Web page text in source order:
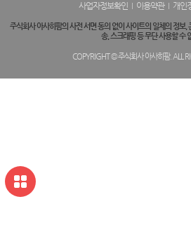
사업자정보확인 이용약관 개인
주식회사 아사히팜의 사전 서면 동의 없이 사이트의 일체의 정보,
송, 스크래핑 등 무단 사용할 수
COPYRIGHT © 주식회사 아사히팜. ALL